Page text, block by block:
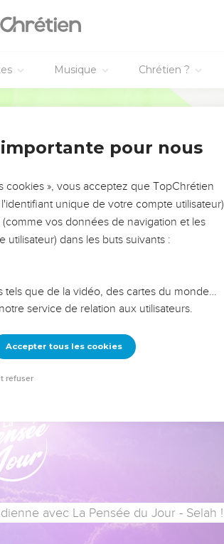
Musique Chrétien ?
!
Mais on voit
que ce sont
erreurs
leurs erreurs
ou une famille,
avec La Pensée du Jour - Selah !
pour nous
cookies », vous acceptez que TopChrétien
unique de votre compte utilisateur)
vos données de navigation et les
dans les buts suivants :
tels que de la vidéo, des cartes du monde…
service de relation aux utilisateurs.
Accepter tous les cookies
refuser